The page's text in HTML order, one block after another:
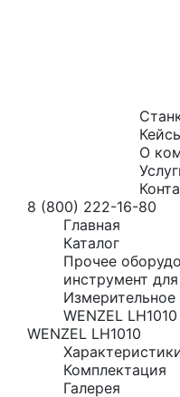
О
8 (800) 222-16-80
Главная
Каталог
Прочее
инструмент
WENZEL LH1010
WENZEL LH1010
Комплектация
Галерея